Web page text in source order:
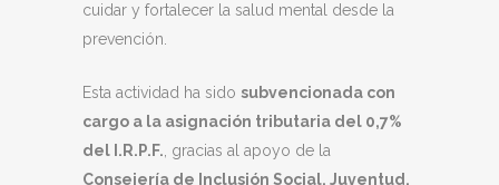
cuidar y fortalecer la salud mental desde la
prevención.
Esta actividad ha sido subvencionada con
cargo a la asignación tributaria del 0,7%
del I.R.P.F., gracias al apoyo de la
Consejería de Inclusión Social, Juventud,